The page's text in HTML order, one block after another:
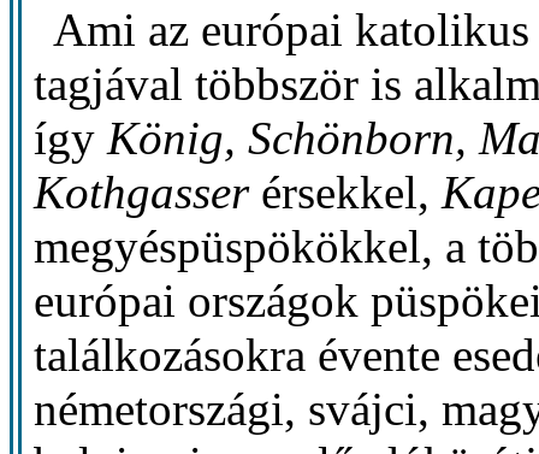
Ami az európai
tagjával többször is
ígyKönig, Schönborn,
Kothgasserérsekkel,
megyéspüspökökkel, a
európai országok
találkozásokra évente
németországi, svájci,